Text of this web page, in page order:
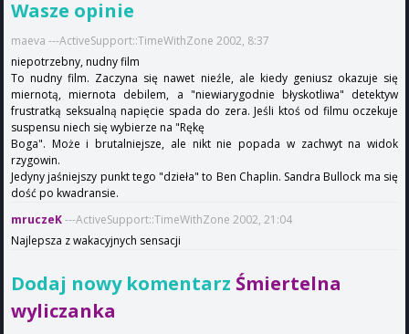
Wasze opinie
maeva ---ActiveSupport::TimeWithZone 2002, 8:37
niepotrzebny, nudny film
To nudny film. Zaczyna się nawet nieźle, ale kiedy geniusz okazuje się
miernotą, miernota debilem, a "niewiarygodnie błyskotliwa" detektyw
frustratką seksualną napięcie spada do zera. Jeśli ktoś od filmu oczekuje
suspensu niech się wybierze na "Rękę
Boga". Może i brutalniejsze, ale nikt nie popada w zachwyt na widok
rzygowin.
Jedyny jaśniejszy punkt tego "dzieła" to Ben Chaplin. Sandra Bullock ma się
dość po kwadransie.
mruczeK---ActiveSupport::TimeWithZone 2002, 21:04
Najlepsza z wakacyjnych sensacji
Dodaj nowy komentarz Śmiertelna
wyliczanka